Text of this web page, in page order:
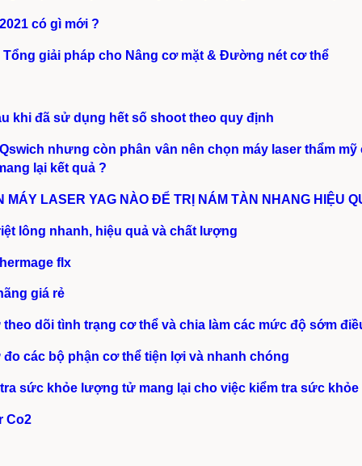
có gì mới ?
giải pháp cho Nâng cơ mặt & Đường nét cơ thể
khi đã sử dụng hết số shoot theo quy định
nhưng còn phân vân nên chọn máy laser thẩm mỹ
lại kết quả ?
LASER YAG NÀO ĐỂ TRỊ NÁM TÀN NHANG HIỆU
lông nhanh, hiệu quả và chất lượng
flx
giá rẻ
dõi tình trạng cơ thể và chia làm các mức độ sớm
các bộ phận cơ thể tiện lợi và nhanh chóng
sức khỏe lượng tử mang lại cho việc kiểm tra sức khỏe
Co2